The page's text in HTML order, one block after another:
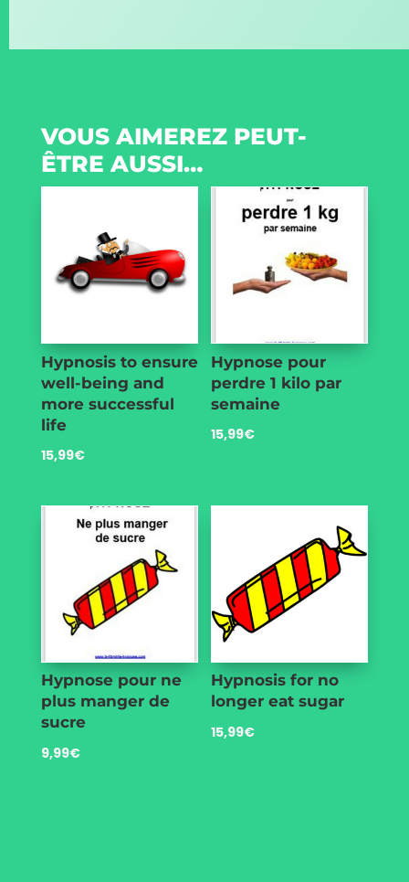
VOUS AIMEREZ PEUT-
ÊTRE AUSSI…
Hypnosis to ensure
well-being and
more successful
life
15,99€
Hypnose pour
perdre 1 kilo par
semaine
15,99€
Hypnose pour ne
plus manger de
sucre
9,99€
Hypnosis for no
longer eat sugar
15,99€